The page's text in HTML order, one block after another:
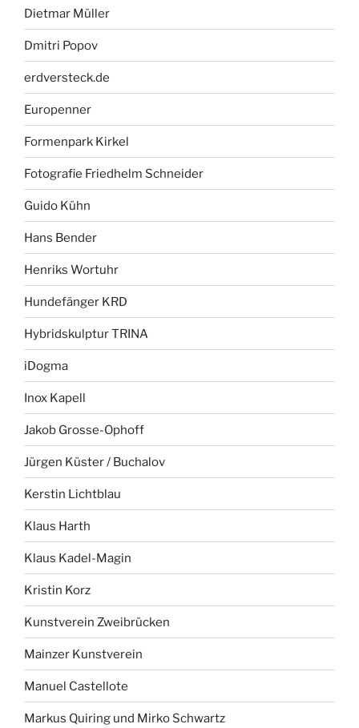
Dietmar Müller
Dmitri Popov
erdversteck.de
Europenner
Formenpark Kirkel
Fotografie Friedhelm Schneider
Guido Kühn
Hans Bender
Henriks Wortuhr
Hundefänger KRD
Hybridskulptur TRINA
iDogma
Inox Kapell
Jakob Grosse-Ophoff
Jürgen Küster / Buchalov
Kerstin Lichtblau
Klaus Harth
Klaus Kadel-Magin
Kristin Korz
Kunstverein Zweibrücken
Mainzer Kunstverein
Manuel Castellote
Markus Quiring und Mirko Schwartz